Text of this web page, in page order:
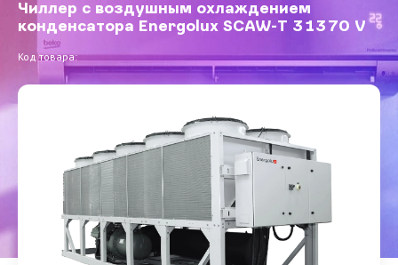
Чиллер с воздушным охлаждением
конденсатора Energolux SCAW-T 31370 V
Код товара: